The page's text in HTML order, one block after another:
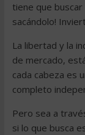
tiene que buscar
sacándolo!
La libertad y la
de mercado,
cada cabeza es
completo
Pero sea a
si lo que busca